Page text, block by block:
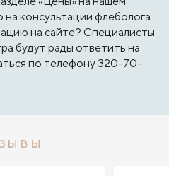
консультации флеболога.
на сайте? Специалисты
будут рады ответить на
по телефону 320-70-